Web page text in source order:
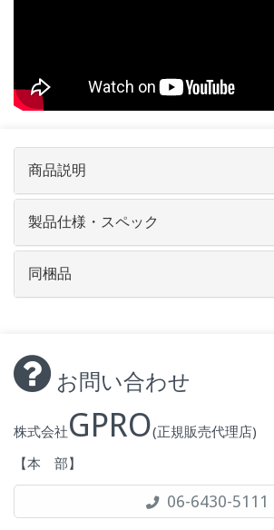
商品説明
製品仕様・スペック
同梱品
お問い合わせ
株式会社GPRO(正規販売代理店)
【本 部】
06-6430-5111